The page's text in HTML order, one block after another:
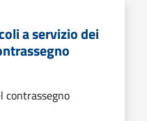
a servizio dei
contrassegno